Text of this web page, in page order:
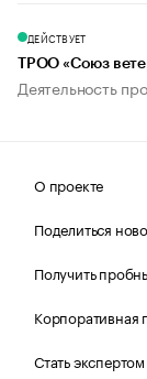
ДЕЙСТВУЕТ
ТРОО «Союз
Деятельность
О проекте
Поделиться
Получить
Корпоративная
Стать экспертом